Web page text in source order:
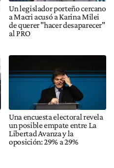
Un legislador porteño cercano
a Macri acusó a Karina Milei
de querer "hacer desaparecer"
al PRO
Una encuesta electoral revela
un posible empate entre La
Libertad Avanza y la
oposición: 29% a 29%